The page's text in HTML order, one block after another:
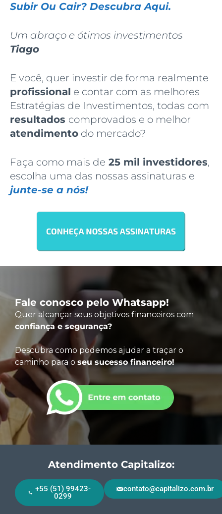
Subir Ou Cair? Descubra Aqui.
Um abraço e ótimos investimentos
Tiago
E você, quer investir de forma realmente
profissional e contar com as melhores
Estratégias de Investimentos, todas com
resultados comprovados e o melhor
atendimento do mercado?
Faça como mais de 25 mil investidores,
escolha uma das nossas assinaturas e
junte-se a nós!
Fale conosco pelo Whatsapp!
Quer alcançar seus objetivos financeiros com
confiança e segurança?
Descubra como podemos ajudar a traçar o
caminho para o seu sucesso financeiro!
Atendimento Capitalizo:
+55 (51) 99423-
0299
contato@capitalizo.com.br